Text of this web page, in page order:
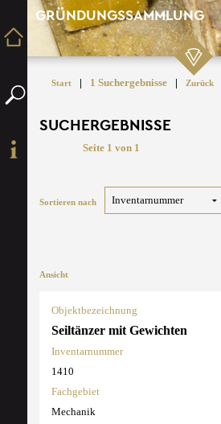
GRÜNDUNGSSAMMLUNG
Start | 1 Suchergebnisse | Zurück
SUCHERGEBNISSE
Seite 1 von 1
Sortieren nach
Ansicht
Objektbezeichnung
Seiltänzer mit Gewichten
Inventarnummer
1410
Fachgebiet
Mechanik